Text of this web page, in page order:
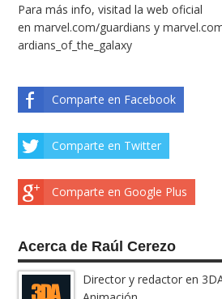
Para más info, visitad la web oficial
enmarvel.com/guardians y
ardians_of_the_galaxy
Comparte en Facebook
Comparte en Twitter
Comparte en Google Plus
Acerca de Raúl Cerezo
Director y redactor en